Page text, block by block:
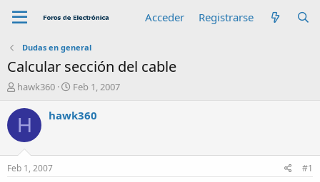
Acceder Registrarse
Dudas en general
Calcular sección del cable
A
t
o
r
hawk360
F
c
Feb 1, 2007
H hawk360
Feb 1, 2007 #1